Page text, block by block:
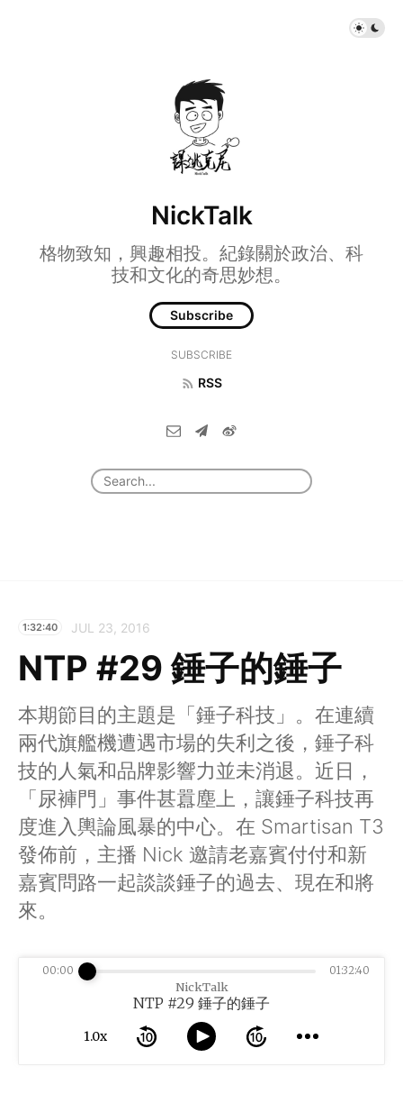
NickTalk
格物致知，興趣相投。紀錄關於政治、科
技和文化的奇思妙想。
Subscribe
SUBSCRIBE
RSS
1:32:40 JUL 23, 2016
NTP #29 錘子的錘子
本期節目的主題是「錘子科技」。在連續
兩代旗艦機遭遇市場的失利之後，錘子科
技的人氣和品牌影響力並未消退。近日，
「尿褲門」事件甚囂塵上，讓錘子科技再
度進入輿論風暴的中心。在 Smartisan T3
發佈前，主播 Nick 邀請老嘉賓付付和新
嘉賓問路一起談談錘子的過去、現在和將
來。
NickTalk
NTP #29 錘子的錘子
1.0x
00:00 01:32:40